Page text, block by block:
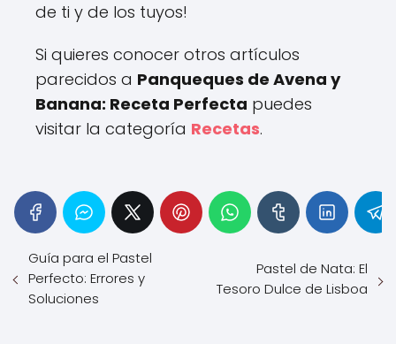
de ti y de los tuyos!
Si quieres conocer otros artículos
parecidos a Panqueques de Avena y
Banana: Receta Perfecta puedes
visitar la categoría Recetas.
Guía para el Pastel
Perfecto: Errores y
Soluciones
Pastel de Nata: El
Tesoro Dulce de Lisboa